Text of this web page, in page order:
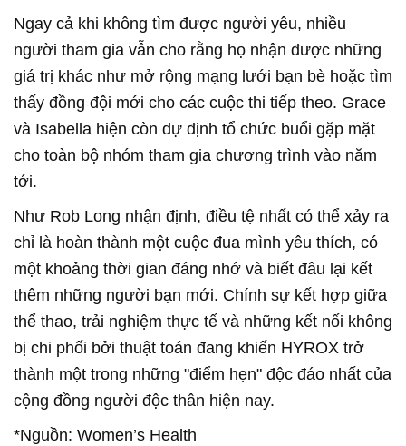
Ngay cả khi không tìm được người yêu, nhiều
người tham gia vẫn cho rằng họ nhận được những
giá trị khác như mở rộng mạng lưới bạn bè hoặc tìm
thấy đồng đội mới cho các cuộc thi tiếp theo. Grace
và Isabella hiện còn dự định tổ chức buổi gặp mặt
cho toàn bộ nhóm tham gia chương trình vào năm
tới.
Như Rob Long nhận định, điều tệ nhất có thể xảy ra
chỉ là hoàn thành một cuộc đua mình yêu thích, có
một khoảng thời gian đáng nhớ và biết đâu lại kết
thêm những người bạn mới. Chính sự kết hợp giữa
thể thao, trải nghiệm thực tế và những kết nối không
bị chi phối bởi thuật toán đang khiến HYROX trở
thành một trong những "điểm hẹn" độc đáo nhất của
cộng đồng người độc thân hiện nay.
*Nguồn: Women’s Health